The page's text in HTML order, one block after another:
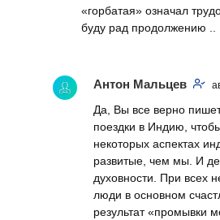
«горбатая» означал
буду рад продолжению ..
Антон Мальцев
Да, Вы все верно
поездки в Индию,
некоторых аспектах
развитые, чем мы. И
духовности. При всех
люди в основном
результат «промывки